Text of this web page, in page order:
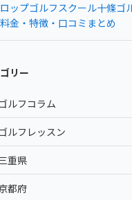
ップゴルフスクール十條ゴ
金・特徴・口コミまとめ
リー
ルフコラム
ルフレッスン
重県
都府